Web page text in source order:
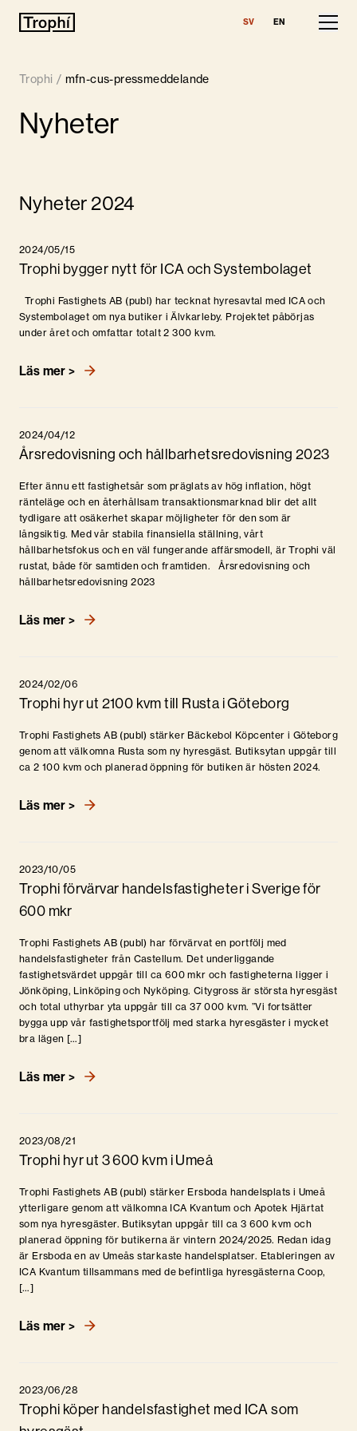
Finansiell information
Nyheter
Kontakt
SV EN
Trophi / mfn-cus-pressmeddelande
Nyheter
Nyheter 2024
2024/05/15
Trophi bygger nytt för ICA och Systembolaget
Trophi Fastighets AB (publ) har tecknat hyresavtal med ICA och
Systembolaget om nya butiker i Älvkarleby. Projektet påbörjas
under året och omfattar totalt 2 300 kvm.
Läs mer >
2024/04/12
Årsredovisning och hållbarhetsredovisning 2023
Efter ännu ett fastighetsår som präglats av hög inflation, högt
ränteläge och en återhållsam transaktionsmarknad blir det allt
tydligare att osäkerhet skapar möjligheter för den som är
långsiktig. Med vår stabila finansiella ställning, vårt
hållbarhetsfokus och en väl fungerande affärsmodell, är Trophi väl
rustat, både för samtiden och framtiden. Årsredovisning och
hållbarhetsredovisning 2023
Läs mer >
2024/02/06
Trophi hyr ut 2100 kvm till Rusta i Göteborg
Trophi Fastighets AB (publ) stärker Bäckebol Köpcenter i Göteborg
genom att välkomna Rusta som ny hyresgäst. Butiksytan uppgår till
ca 2 100 kvm och planerad öppning för butiken är hösten 2024.
Läs mer >
2023/10/05
Trophi förvärvar handelsfastigheter i Sverige för
600 mkr
Trophi Fastighets AB (publ) har förvärvat en portfölj med
handelsfastigheter från Castellum. Det underliggande
fastighetsvärdet uppgår till ca 600 mkr och fastigheterna ligger i
Jönköping, Linköping och Nyköping. Citygross är största hyresgäst
och total uthyrbar yta uppgår till ca 37 000 kvm. ”Vi fortsätter
bygga upp vår fastighetsportfölj med starka hyresgäster i mycket
bra lägen […]
Läs mer >
2023/08/21
Trophi hyr ut 3 600 kvm i Umeå
Trophi Fastighets AB (publ) stärker Ersboda handelsplats i Umeå
ytterligare genom att välkomna ICA Kvantum och Apotek Hjärtat
som nya hyresgäster. Butiksytan uppgår till ca 3 600 kvm och
planerad öppning för butikerna är vintern 2024/2025. Redan idag
är Ersboda en av Umeås starkaste handelsplatser. Etableringen av
ICA Kvantum tillsammans med de befintliga hyresgästerna Coop,
[…]
Läs mer >
2023/06/28
Trophi köper handelsfastighet med ICA som